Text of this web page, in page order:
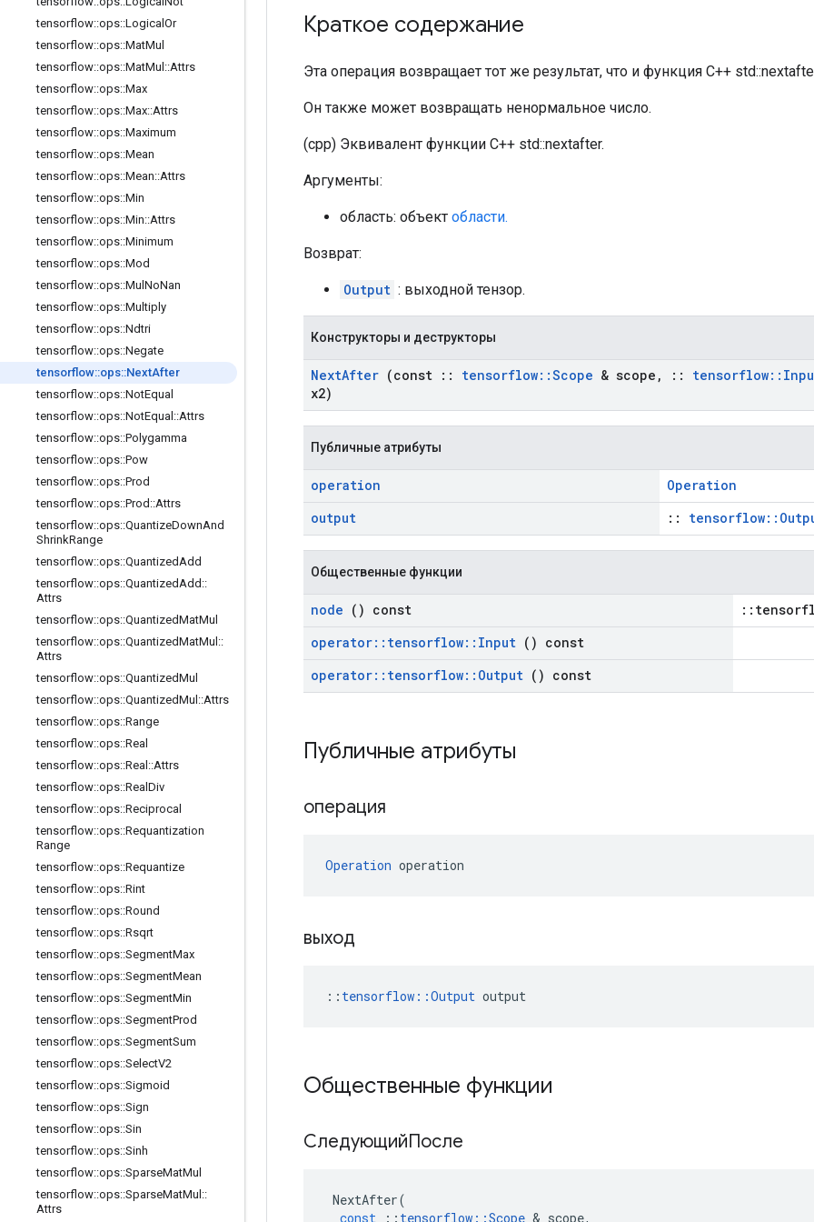
tensorflow::ops::Logical Or
tensorflow::ops::MatMul
tensorflow::ops::MatMul ::Attrs
tensorflow::ops::Max
tensorflow::ops::Max::Attrs
tensorflow::ops::Maximum
tensorflow::ops::Mean
tensorflow::ops::Mean::Attrs
tensorflow::ops::Min
tensorflow::ops::Min::Attrs
tensorflow::ops::Minimum
tensorflow::ops::Mod
tensorflow::ops::Mul NoNan
tensorflow::ops::Multiply
tensorflow::ops::Ndtri
tensorflow::ops::Negate
tensorflow::ops::NextAfter
tensorflow::ops::NotEqual
tensorflow::ops::NotEqual ::Attrs
tensorflow::ops::Polygamma
tensorflow::ops::Pow
tensorflow::ops::Prod
tensorflow::ops::Prod ::Attrs
tensorflow::ops::QuantizeDownAnd
ShrinkRange
tensorflow::ops::QuantizedAdd
tensorflow::ops::QuantizedAdd ::
Attrs
tensorflow::ops::QuantizedMatMul
tensorflow::ops::QuantizedMatMul ::
Attrs
tensorflow::ops::QuantizedMul
tensorflow::ops::QuantizedMul ::Attrs
tensorflow::ops::Range
tensorflow::ops::Real
tensorflow::ops::Real ::Attrs
tensorflow::ops::Real Div
tensorflow::ops::Reciprocal
tensorflow::ops::Requantization
Range
tensorflow::ops::Requantize
tensorflow::ops::Rint
tensorflow::ops::Round
tensorflow::ops::Rsqrt
tensorflow::ops::SegmentMax
tensorflow::ops::SegmentMean
tensorflow::ops::SegmentMin
tensorflow::ops::SegmentProd
tensorflow::ops::SegmentSum
tensorflow::ops::SelectV2
tensorflow::ops::Sigmoid
tensorflow::ops::Sign
tensorflow::ops::Sin
tensorflow::ops::Sinh
tensorflow::ops::SparseMatMul
tensorflow::ops::SparseMatMul ::
Attrs
Краткое содержание
Эта операция возвращает тот же результат, что и функция C++
Он также может возвращать ненормальное число.
(cpp) Эквивалент функции C++ std::nextafter.
Аргументы:
область: объект области.
Возврат:
Output : выходной тензор.
Конструкторы и деструкторы
NextAfter (const :: tensorflow::Scope & scope , :: tensorflow::
x2)
Публичные атрибуты
operation
Operation
output
::
Общественные функции
node () const
operator:: tensorflow:: Input () const
operator:: tensorflow:: Output () const
Публичные атрибуты
операция
Operation operation
выход
:: tensorflow::Output output
Общественные функции
СледующийПосле
NextAfter(
const
:: tensorflow ::Scope & scope,